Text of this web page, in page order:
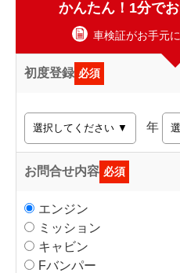
かんたん！1分で
車検証がお手元
初度登録 必須
年
お問合せ内容 必須
エンジン
ミッション
キャビン
Fバンパー